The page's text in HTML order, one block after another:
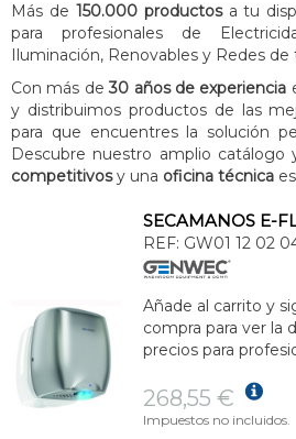
Más de 150.000 productosa tu
para profesionales de
Iluminación, Renovables y Redes
Con más de30 años de experiencia
y distribuimos productos de las
para que encuentres la solución
Descubre nuestro amplio catálogo
competitivosy una oficina técnica
REF: GW01 12 02
Añade al carrito y
compra para ver la
precios para
268,55 €
Impuestos no incluidos.